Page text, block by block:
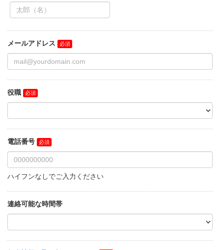
メールアドレス
役職
電話番号
ハイフンなしでご入力ください
連絡可能な時間帯